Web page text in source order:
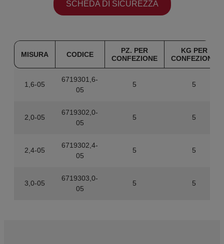
SCHEDA DI SICUREZZA
MISURA CODICE
PZ. PER
CONFEZIONE
KG PER
CONFEZIONE
1,6-05
6719301,6-
05
5 5
2,0-05
6719302,0-
05
5 5
2,4-05
6719302,4-
05
5 5
3,0-05
6719303,0-
05
5 5